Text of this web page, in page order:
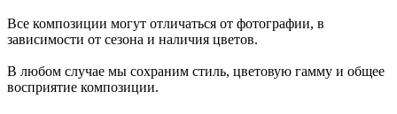
Все композиции могут отличаться от фотографии, в
зависимости от сезона и наличия цветов.
В любом случае мы сохраним стиль, цветовую гамму и общее
восприятие композиции.